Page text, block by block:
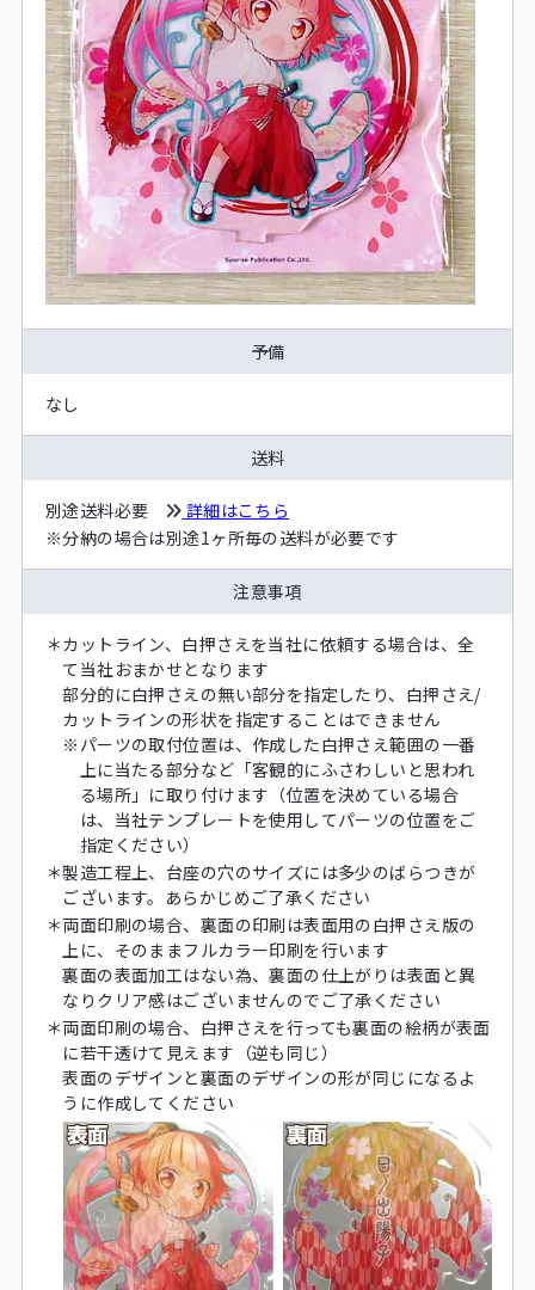
予備
なし
送料
別途送料必要
詳細はこちら
※分納の場合は別途1ヶ所毎の送料が必要です
注意事項
＊カットライン、白押さえを当社に依頼する場合は、全
て当社おまかせとなります
部分的に白押さえの無い部分を指定したり、白押さえ/
カットラインの形状を指定することはできません
※ パーツの取付位置は、作成した白押さえ範囲の一番
上に当たる部分など「客観的にふさわしいと思われ
る場所」に取り付けます（位置を決めている場合
は、当社テンプレートを使用してパーツの位置をご
指定ください）
＊製造工程上、台座の穴のサイズには多少のばらつきが
ございます。あらかじめご了承ください
＊両面印刷の場合、裏面の印刷は表面用の白押さえ版の
上に、そのままフルカラー印刷を行います
裏面の表面加工はない為、裏面の仕上がりは表面と異
なりクリア感はございませんのでご了承ください
＊両面印刷の場合、白押さえを行っても裏面の絵柄が表面
に若干透けて見えます（逆も同じ）
表面のデザインと裏面のデザインの形が同じになるよ
うに作成してください